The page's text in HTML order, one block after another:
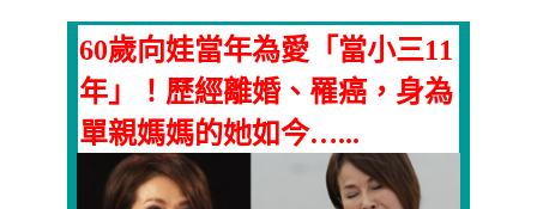
60歲向娃當年為愛「當小三11
年」！歷經離婚、罹癌，身為
單親媽媽的她如今…...